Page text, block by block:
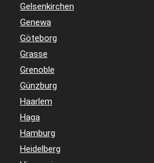
Gelsenkirchen
Genewa
Göteborg
Grasse
Grenoble
Günzburg
Haarlem
Haga
Hamburg
Heidelberg